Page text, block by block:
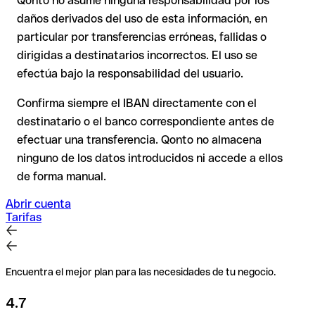
En transferencias internacionales fuera del espacio SEPA, la
recuperación es considerablemente más compleja y conlleva
comisiones .
Recomendación: Verifica cada IBAN antes de una
transferencia con nuestro IBAN Checker gratuito y, en caso
de duda, confírmalo directamente con el destinatario. Esta
precaución es especialmente importante con importes
elevados o nuevas relaciones comerciales.
daños derivados del uso de esta información, en
particular por transferencias erróneas, fallidas o
dirigidas a destinatarios incorrectos. El uso se
efectúa bajo la responsabilidad del usuario.
Confirma siempre el IBAN directamente con el
destinatario o el banco correspondiente antes de
efectuar una transferencia. Qonto no almacena
ninguno de los datos introducidos ni accede a ellos
de forma manual.
Abrir cuenta
Tarifas
Encuentra el mejor plan para las necesidades de tu negocio.
4.7